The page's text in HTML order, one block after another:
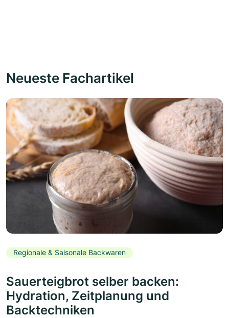
Neueste Fachartikel
Regionale & Saisonale Backwaren
Sauerteigbrot selber backen:
Hydration, Zeitplanung und
Backtechniken